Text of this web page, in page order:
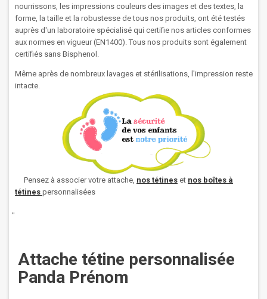
nourrissons, les impressions couleurs des images et des textes, la
forme, la taille et la robustesse de tous nos produits, ont été testés
auprès d'un laboratoire spécialisé qui certifie nos articles conformes
aux normes en vigueur (EN1400). Tous nos produits sont également
certifiés sans Bisphenol.
Même après de nombreux lavages et stérilisations, l'impression reste
intacte.
Pensez à associer votre attache, nos tétines et nos boîtes à
tétines personnalisées
"
Attache tétine personnalisée
Panda Prénom